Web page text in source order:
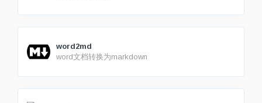
word2md
word文档转换为markdown